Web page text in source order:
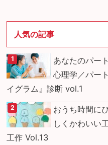
人気の記事
あなたのパー
心理学／パー
イグラム』診断 vol.1
おうち時間に
しくかわいい
工作 Vol.13